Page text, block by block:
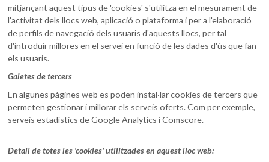
mitjançant aquest tipus de 'cookies' s'utilitza en el mesurament de
l'activitat dels llocs web, aplicació o plataforma i per a l'elaboració
de perfils de navegació dels usuaris d'aquests llocs, per tal
d'introduir millores en el servei en funció de les dades d'ús que fan
els usuaris.
Galetes de tercers
En algunes pàgines web es poden instal·lar cookies de tercers que
permeten gestionar i millorar els serveis oferts. Com per exemple,
serveis estadístics de Google Analytics i Comscore.
Detall de totes les 'cookies' utilitzades en aquest lloc web: